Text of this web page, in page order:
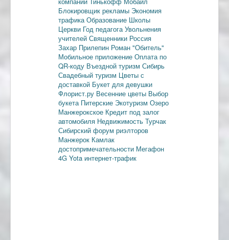
Блокировщик рекламы Экономия
трафика Образование Школы
Церкви Год педагога Увольнения
учителей Священники Россия
Захар Прилепин Роман "Обитель"
Мобильное приложение Оплата по
QR-коду Въездной туризм Сибирь
Свадебный туризм Цветы с
доставкой Букет для девушки
Флорист.ру Весенние цветы Выбор
букета Питерские Экотуризм Озеро
Манжерокское Кредит под залог
автомобиля Недвижимость Турчак
Сибирский форум риэлторов
Манжерок Камлак
достопримечательности Мегафон
4G Yota интернет-трафик